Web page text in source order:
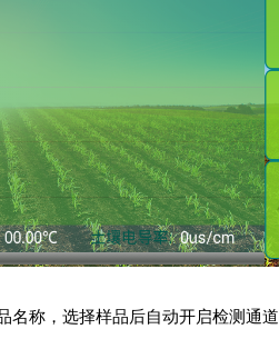
称，选择样品后自动开启检测通道